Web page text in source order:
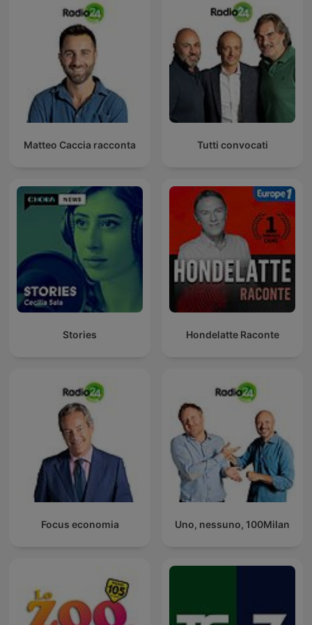
Matteo Caccia racconta Tutti convocati
Stories Hondelatte Raconte
Focus economia Uno, nessuno, 100Milan